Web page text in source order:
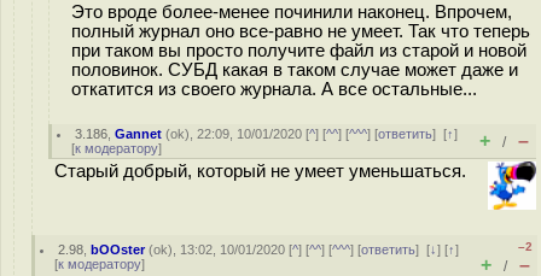
Это вроде более-менее починили наконец. Впрочем,
полный журнал оно все-равно не умеет. Так что теперь
при таком вы просто получите файл из старой и новой
половинок. СУБД какая в таком случае может даже и
откатится из своего журнала. А все остальные...
3.186 ,Gannet (ok), 22:09, 10/01/2020 [^] [^^] [^^^] [ответить][↑]
[к модератору] + / –
Старый добрый, который не умеет уменьшаться.
2.98 ,bOOster(ok), 13:02, 10/01/2020 [^] [^^] [^^^] [ответить][↓] [↑]
[к модератору]
–2
+ / –